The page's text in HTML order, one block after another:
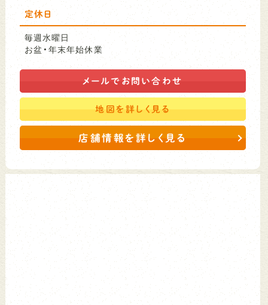
定休日
毎週水曜日
お盆・年末年始休業
メールで お問い合わせ
地図を詳しく見る
店舗情報を詳しく見る